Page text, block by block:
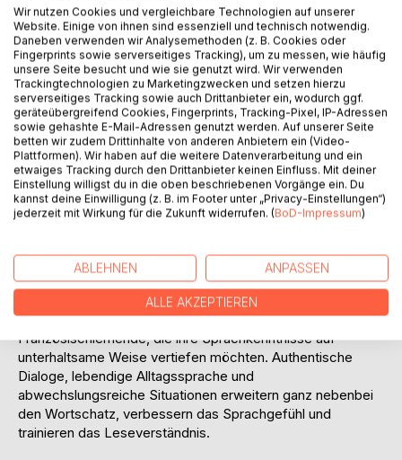
BESCHREIBUNG
Dieses Buch verbindet zwei Dinge, die hervorragend
zusammenpassen: Französisch lernen und spannende
Kriminalgeschichten genießen.
Neun Kriminalfälle in diesem Band führen mitten hinein in
eine Welt voller skurriler Verdächtiger, unerwarteter
bleibt eines immer garantiert: Spannung mit einem
Augenzwinkern.
Dieses Buch richtet sich an fortgeschrittene
Französischlernende, die ihre Sprachkenntnisse auf
unterhaltsame Weise vertiefen möchten. Authentische
Dialoge, lebendige Alltagssprache und
abwechslungsreiche Situationen erweitern ganz nebenbei
den Wortschatz, verbessern das Sprachgefühl und
trainieren das Leseverständnis.
Wir nutzen Cookies und vergleichbare Technologien auf unserer
Website. Einige von ihnen sind essenziell und technisch notwendig.
Daneben verwenden wir Analysemethoden (z. B. Cookies oder
Fingerprints sowie serverseitiges Tracking), um zu messen, wie häufig
unsere Seite besucht und wie sie genutzt wird. Wir verwenden
Trackingtechnologien zu Marketingzwecken und setzen hierzu
serverseitiges Tracking sowie auch Drittanbieter ein, wodurch ggf.
geräteübergreifend Cookies, Fingerprints, Tracking-Pixel, IP-Adressen
sowie gehashte E-Mail-Adressen genutzt werden. Auf unserer Seite
betten wir zudem Drittinhalte von anderen Anbietern ein (Video-
Plattformen). Wir haben auf die weitere Datenverarbeitung und ein
etwaiges Tracking durch den Drittanbieter keinen Einfluss. Mit deiner
Einstellung willigst du in die oben beschriebenen Vorgänge ein. Du
kannst deine Einwilligung (z. B. im Footer unter „Privacy-Einstellungen“)
jederzeit mit Wirkung für die Zukunft widerrufen. (BoD-Impressum)
ABLEHNEN ANPASSEN
ALLE AKZEPTIEREN